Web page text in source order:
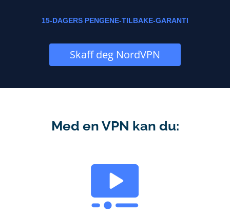
15-DAGERS PENGENE-TILBAKE-GARANTI
Skaff deg NordVPN
Med en VPN kan du: